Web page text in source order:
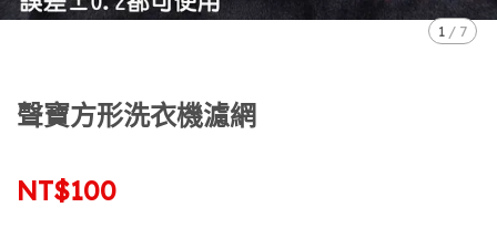
1 / 7
聲寶方形洗衣機濾網
NT$100